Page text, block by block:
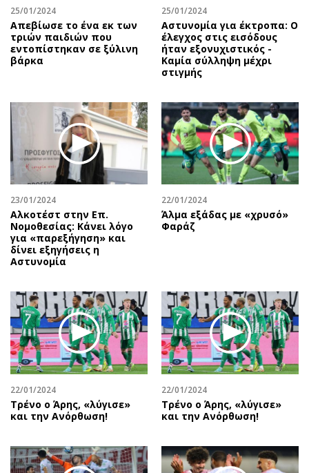
25/01/2024
Απεβίωσε το ένα εκ των
τριών παιδιών που
εντοπίστηκαν σε ξύλινη
βάρκα
25/01/2024
Αστυνομία για έκτροπα: O
έλεγχος στις εισόδους
ήταν εξονυχιστικός -
Καμία σύλληψη μέχρι
στιγμής
23/01/2024
Αλκοτέστ στην Επ.
Νομοθεσίας: Κάνει λόγο
για «παρεξήγηση» και
δίνει εξηγήσεις η
Αστυνομία
22/01/2024
Άλμα εξάδας με «χρυσό»
Φαράζ
22/01/2024
Τρένο ο Άρης, «λύγισε»
και την Ανόρθωση!
22/01/2024
Τρένο ο Άρης, «λύγισε»
και την Ανόρθωση!